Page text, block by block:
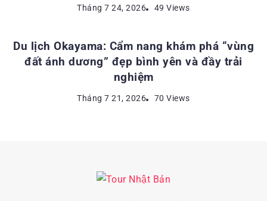
Tháng 7 24, 2026 49 Views
ĐỊA ĐIỂM DU LỊCH NHẬT BẢN
Du lịch Okayama: Cẩm nang khám phá “vùng
đất ánh dương” đẹp bình yên và đầy trải
nghiệm
Tháng 7 21, 2026 70 Views